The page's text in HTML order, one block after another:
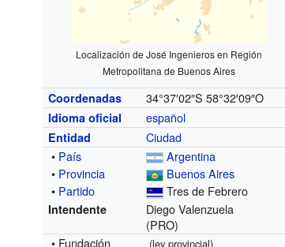
Localización de José Ingenieros en Región
Metropolitana de Buenos Aires
Coordenadas 34°37′02″S 58°32′09″O
Idioma oficial español
Entidad
Ciudad
• País
Argentina
• Provincia
Buenos Aires
• Partido Tres de Febrero
Intendente
Diego Valenzuela
(PRO)
• Fundación
(ley provincial)